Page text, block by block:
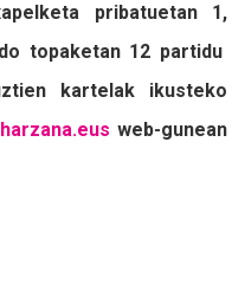
pribatuetan 1,
topaketan 12 partidu
kartelak ikusteko
web-gunean